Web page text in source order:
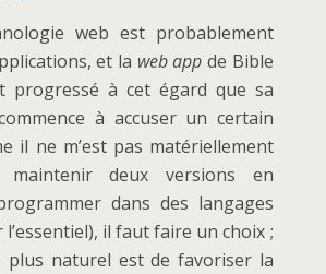
web est probablement
et la web app de Bible
progressé à cet égard que sa
à accuser un certain
il ne m’est pas matériellement
maintenir deux versions en
dans des langages
il faut faire un choix ;
plus naturel est de favoriser la